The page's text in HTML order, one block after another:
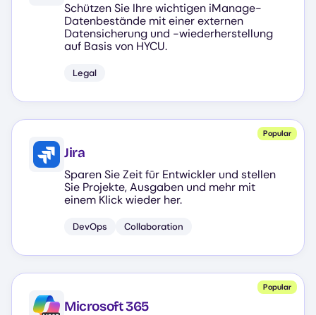
Schützen Sie Ihre wichtigen iManage-
Datenbestände mit einer externen
Datensicherung und -wiederherstellung
auf Basis von HYCU.
Legal
Popular
Jira
Sparen Sie Zeit für Entwickler und stellen
Sie Projekte, Ausgaben und mehr mit
einem Klick wieder her.
DevOps Collaboration
Popular
Microsoft 365